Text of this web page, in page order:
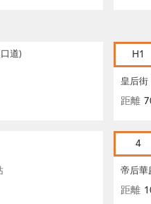
道) H1
皇后街
距離
4
帝后華
距離